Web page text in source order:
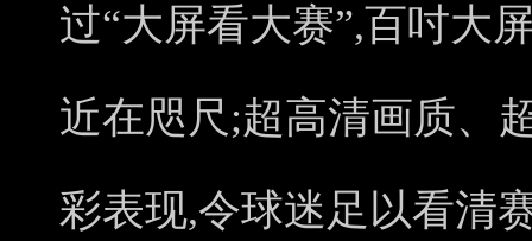
过“大屏看大赛”,百吋大
近在咫尺;超高清画质、
彩表现,令球迷足以看清